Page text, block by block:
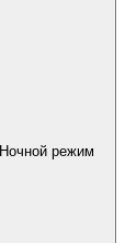
Ночной режим